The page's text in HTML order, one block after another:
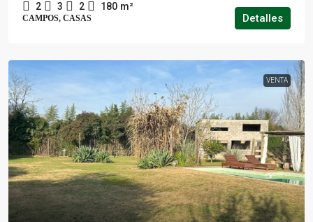
2 3 2 180 m²
CAMPOS, CASAS Detalles
VENTA